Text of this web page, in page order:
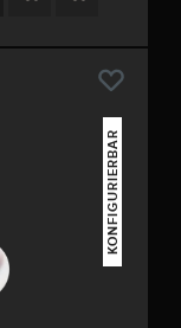
KONFIGURIERBAR